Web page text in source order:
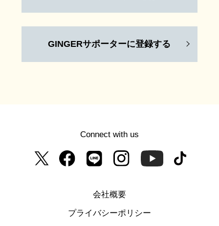
GINGERサポーターに登録する
Connect with us
会社概要
プライバシーポリシー